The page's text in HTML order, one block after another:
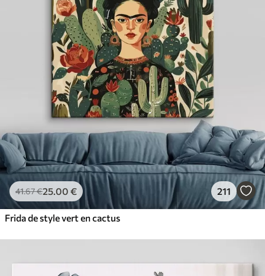
41.67€25.00 € 211
Frida de style vert en cactus